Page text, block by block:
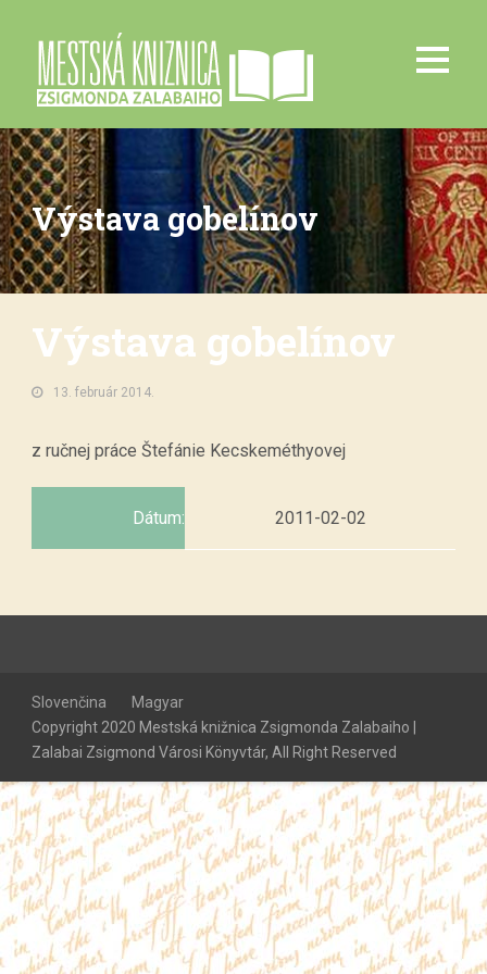
Výstava gobelínov
Výstava gobelínov
13. február 2014.
z ručnej práce Štefánie Kecskeméthyovej
Dátum: 2011-02-02
Slovenčina
Magyar
Copyright 2020 Mestská knižnica Zsigmonda Zalabaiho |
Zalabai Zsigmond Városi Könyvtár, All Right Reserved